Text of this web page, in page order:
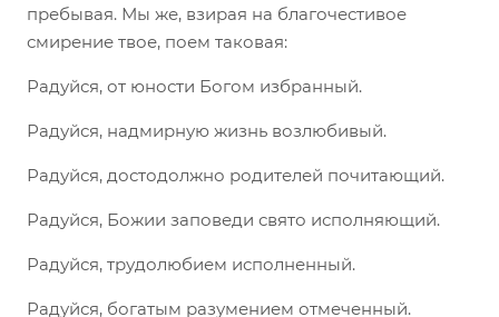
пребывая. Мы же, взирая на благочестивое
смирение твое, поем таковая:
Радуйся, от юности Богом избранный.
Радуйся, надмирную жизнь возлюбивый.
Радуйся, достодолжно родителей почитающий.
Радуйся, Божии заповеди свято исполняющий.
Радуйся, трудолюбием исполненный.
Радуйся, богатым разумением отмеченный.